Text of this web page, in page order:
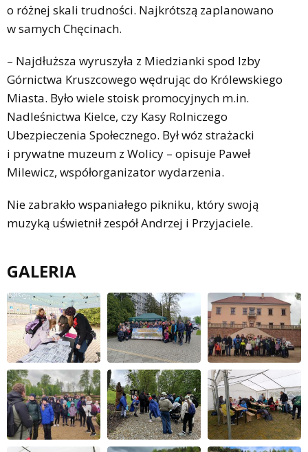
o różnej skali trudności. Najkrótszą zaplanowano
w samych Chęcinach.
– Najdłuższa wyruszyła z Miedzianki spod Izby
Górnictwa Kruszcowego wędrując do Królewskiego
Miasta. Było wiele stoisk promocyjnych m.in.
Nadleśnictwa Kielce, czy Kasy Rolniczego
Ubezpieczenia Społecznego. Był wóz strażacki
i prywatne muzeum z Wolicy – opisuje Paweł
Milewicz, współorganizator wydarzenia.
Nie zabrakło wspaniałego pikniku, który swoją
muzyką uświetnił zespół Andrzej i Przyjaciele.
GALERIA